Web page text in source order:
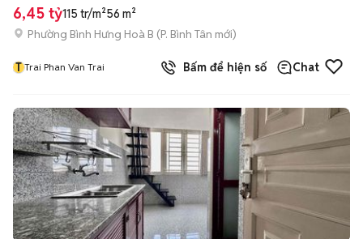
6,45 tỷ115 tr/m²56 m²
Phường Bình Hưng Hoà B (P. Bình Tân mới)
T Trai Phan Van Trai Bấm để hiện số Chat